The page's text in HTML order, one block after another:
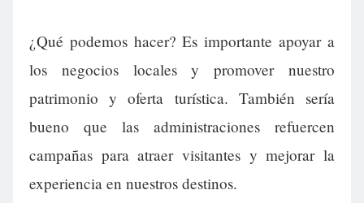
¿Qué podemos hacer? Es importante apoyar a
los negocios locales y promover nuestro
patrimonio y oferta turística. También sería
bueno que las administraciones refuercen
campañas para atraer visitantes y mejorar la
experiencia en nuestros destinos.